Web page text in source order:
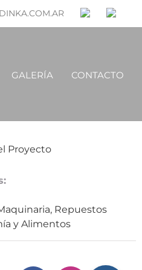
GALERÍA CONTACTO
Proyecto
Repuestos
y Alimentos